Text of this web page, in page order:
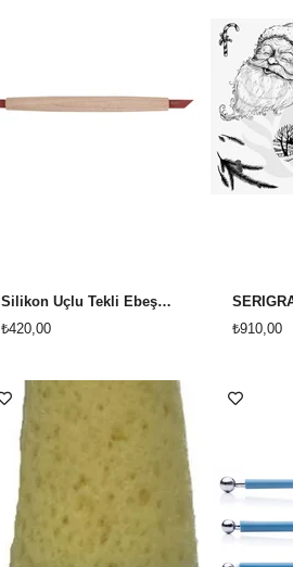
Silikon Uçlu Tekli Ebeşuar
₺420,00
₺910,00